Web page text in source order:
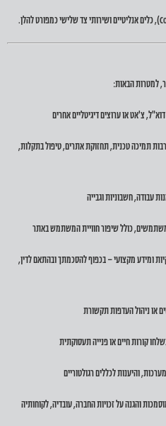
למטרות הבאות:
צ'אט או ערוצים דיגיטליים אחרים
תמיכה טכנית, תחזוקת אתרים, טיפול בתקלות,
עבודה, חשבוניות וגבייה
כולל שיפור חוויית המשתמש באתר
ומידע מקצועי – בכפוף להסכמתך ובהתאם לדין,
או ניהול העדפות תקשורת
קורות חיים או פנייה תעסוקתית
והיענות לכללים רגולטוריים
והגנה על זכויות החברה, עובדיה, לקוחותיה